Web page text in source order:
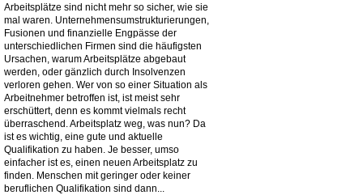
Arbeitsplätze sind nicht mehr so sicher, wie sie
mal waren. Unternehmensumstrukturierungen,
Fusionen und finanzielle Engpässe der
unterschiedlichen Firmen sind die häufigsten
Ursachen, warum Arbeitsplätze abgebaut
werden, oder gänzlich durch Insolvenzen
verloren gehen. Wer von so einer Situation als
Arbeitnehmer betroffen ist, ist meist sehr
erschüttert, denn es kommt vielmals recht
überraschend. Arbeitsplatz weg, was nun? Da
ist es wichtig, eine gute und aktuelle
Qualifikation zu haben. Je besser, umso
einfacher ist es, einen neuen Arbeitsplatz zu
finden. Menschen mit geringer oder keiner
beruflichen Qualifikation sind dann...